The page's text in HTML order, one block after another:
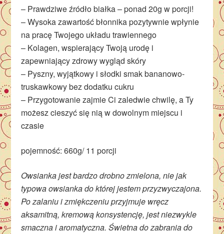
– Prawdziwe źródło białka – ponad 20g w porcji!
– Wysoka zawartość błonnika pozytywnie wpłynie
na pracę Twojego układu trawiennego
– Kolagen, wspierający Twoją urodę i
zapewniający zdrowy wygląd skóry
– Pyszny, wyjątkowy i słodki smak bananowo-
truskawkowy bez dodatku cukru
– Przygotowanie zajmie Ci zaledwie chwilę, a Ty
możesz cieszyć się nią w dowolnym miejscu i
czasie
pojemność: 660g/ 11 porcji
Owsianka jest bardzo drobno zmielona, nie jak
typowa owsianka do której jestem przyzwyczajona.
Po zalaniu i zmiękczeniu przyjmuje wręcz
aksamitną, kremową konsystencję, jest niezwykle
smaczna i aromatyczna. Świetna do zabrania do